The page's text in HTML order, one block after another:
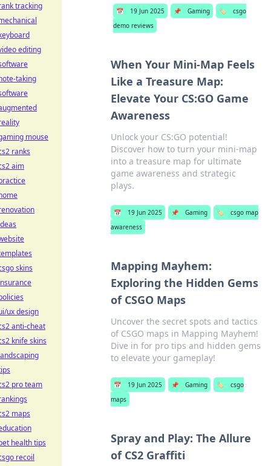
📅 19 Jun 2025 📌 Gaming 🏷️
csgo
demo reviews
When Your Mini-Map Feels
Like a Treasure Map:
Elevate Your CS:GO Game
Awareness
Unlock your CS:GO potential!
Discover how to turn your mini-map
into a treasure map for ultimate
game awareness and strategic
plays.
📅 19 Jun 2025 📌 Gaming 🏷️
csgo map
awareness
Mapping Mayhem:
Exploring the Hidden Gems
of CSGO Maps
Uncover the secret spots and tactics
of CSGO maps in Mapping Mayhem!
Dive in for pro tips and hidden gems
to elevate your gameplay!
📅 19 Jun 2025 📌 Gaming 🏷️
csgo
maps
Spray and Play: The Allure
of CS2 Graffiti
tracking
editing
taking
mouse
ranks
aim
skins
ux design
anti-cheat
knife skins
pro team
maps
health tips
recoil